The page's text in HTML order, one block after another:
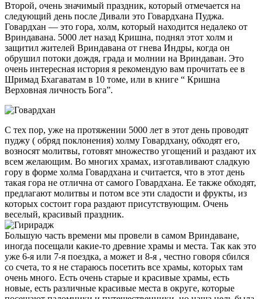
Второй, очень значимый праздник, который отмечается на
следующий день после Дивали это Говардхана Пуджа.
Говардхан — это гора, холм, который находится недалеко от
Вриндавана. 5000 лет назад Кришна, поднял этот холм и
защитил жителей Вриндавана от гнева Индры, когда он
обрушил потоки дождя, града и молнии на Вриндаван. Это
очень интересная история я рекомендую вам прочитать ее в
Шримад Бхагаватам в 10 томе, или в книге “ Кришна
Верховная личность Бога”.
С тех пор, уже на протяжении 5000 лет в этот день проводят
пуджу ( обряд поклонения) холму Говардхану, обходят его,
возносят молитвы, готовят множество угощений и раздают их
всем желающим. Во многих храмах, изготавливают сладкую
гору в форме холма Говардхана и считается, что в этот день
такая гора не отлична от самого Говардхана. Ее также обходят,
предлагают молитвы и потом все эти сладости и фрукты, из
которых состоит гора раздают присутствующим. Очень
веселый, красивый праздник.
Большую часть времени мы провели в самом Вриндаване,
иногда посещали какие-то древние храмы и места. Так как это
уже 6-я или 7-я поездка, а может и 8-я , честно говоря сбился
со счета, то я не стараюсь посетить все храмы, которых там
очень много. Есть очень старые и красивые храмы, есть
новые, есть различные красивые места в округе, которые